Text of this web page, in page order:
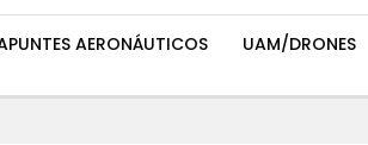
AERONÁUTICOS UAM/DRONES